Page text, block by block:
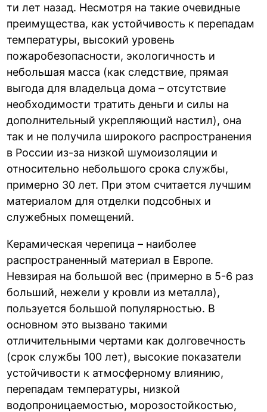
ти лет назад. Несмотря на такие очевидные
преимущества, как устойчивость к перепадам
температуры, высокий уровень
пожаробезопасности, экологичность и
небольшая масса (как следствие, прямая
выгода для владельца дома – отсутствие
необходимости тратить деньги и силы на
дополнительный укрепляющий настил), она
так и не получила широкого распространения
в России из-за низкой шумоизоляции и
относительно небольшого срока службы,
примерно 30 лет. При этом считается лучшим
материалом для отделки подсобных и
служебных помещений.
Керамическая черепица – наиболее
распространенный материал в Европе.
Невзирая на большой вес (примерно в 5-6 раз
больший, нежели у кровли из металла),
пользуется большой популярностью. В
основном это вызвано такими
отличительными чертами как долговечность
(срок службы 100 лет), высокие показатели
устойчивости к атмосферному влиянию,
перепадам температуры, низкой
водопроницаемостью, морозостойкостью,